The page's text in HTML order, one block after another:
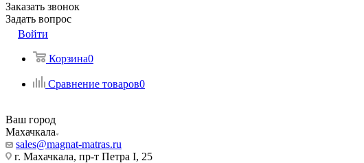
Заказать звонок
Задать вопрос
Войти
Корзина0
Сравнение товаров0
Ваш город
Махачкала
sales@magnat-matras.ru
г. Махачкала, пр-т Петра I, 25